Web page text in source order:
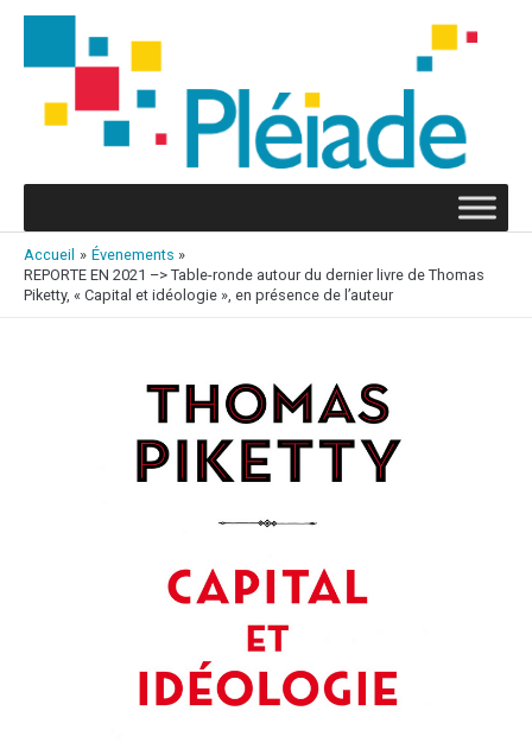
Aller
contenu
Accueil
Évenements
REPORTE EN 2021 –> Table-ronde autour du dernier livre de Thomas
Piketty, « Capital et idéologie », en présence de l’auteur